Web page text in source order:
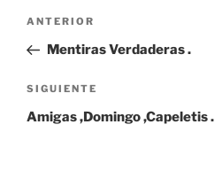
Navegación
entradas
Entrada
anterior:
ANTERIOR
Mentiras Verdaderas .
Siguiente
entrada
SIGUIENTE
Amigas ,Domingo ,Capeletis .